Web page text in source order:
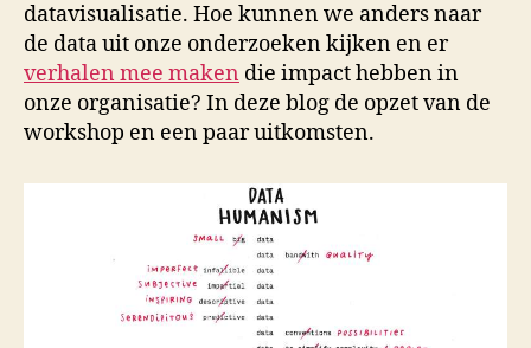
datavisualisatie. Hoe kunnen we anders naar
de data uit onze onderzoeken kijken en er
verhalen mee maken die impact hebben in
onze organisatie? In deze blog de opzet van de
workshop en een paar uitkomsten.